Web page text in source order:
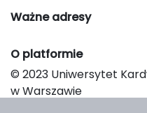
Ważne adresy
O platformie
© 2023 Uniwersytet
w Warszawie